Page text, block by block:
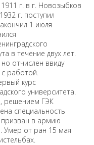
г. в г. Новозыбков
г. поступил
1 июля
в течение двух лет.
отчислен ввиду
работой.
курс
университета.
решением ГЭК
специальность
призван в армию
Умер от ран 15 мая